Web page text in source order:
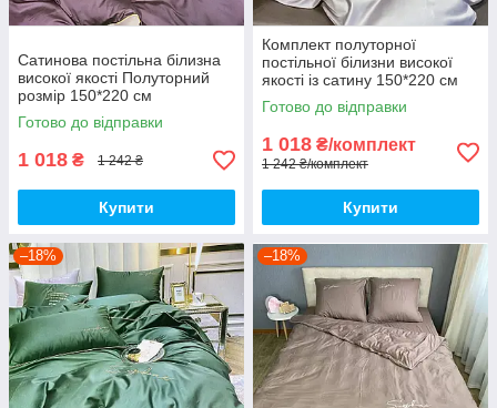
Сатинова постільна білизна
високої якості Полуторний
розмір 150*220 см
Готово до відправки
1 018 ₴ 1 242 ₴
Купити
Комплект полуторної
постільної білизни високої
якості із сатину 150*220 см
Півтораспальний розмір
Готово до відправки
1 018 ₴/комплект
1 242 ₴/комплект
Купити
–18% –18%